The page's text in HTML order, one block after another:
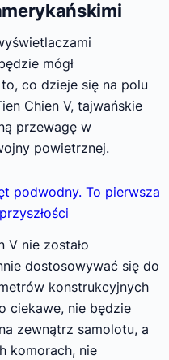
mógł
co dzieje się na polu
Chien V, tajwańskie
przewagę w
powietrznej.
podwodny. To pierwsza
V nie zostało
dostosowywać się do
konstrukcyjnych
ciekawe, nie będzie
zewnątrz samolotu, a
komorach, nie